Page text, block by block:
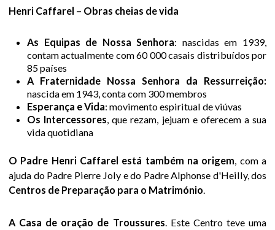
postulador
Oração pela
canonização
A sua vida e a
sua obra
Um homem
cativado por
Deus
Henri Caffarel –
vida
Henri Caffarel – Obras cheias de vida
As Equipas de Nossa Senhora: nascidas em 1939,
contam actualmente com 60 000 casais distribuídos por
85 países
A Fraternidade Nossa Senhora da Ressurreição:
nascida em 1943, conta com 300 membros
Esperança e Vida: movimento espiritual de viúvas
Os Intercessores, que rezam, jejuam e oferecem a sua
vida quotidiana
O Padre Henri Caffarel está também na origem, com a
ajuda do Padre Pierre Joly e do Padre Alphonse d'Heilly, dos
Centros de Preparação para o Matrimónio.
A Casa de oração de Troussures . Este Centro teve uma